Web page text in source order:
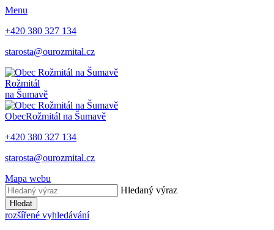
Menu
+420 380 327 134
starosta@ourozmital.cz
Rožmitál
na Šumavě
ObecRožmitál na Šumavě
+420 380 327 134
starosta@ourozmital.cz
Mapa webu
Hledaný výraz
Hledat
rozšířené vyhledávání